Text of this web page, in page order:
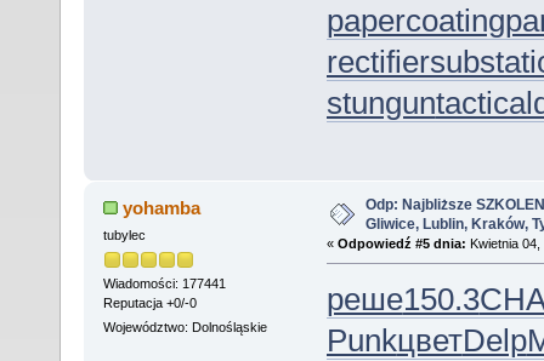
papercoating
stungun
yohamba
tubylec
Wiadomości: 177441
Reputacja +0/-0
Województwo: Dolnośląskie
Odp: Najbliższe
Gliwice, Lublin, Kraków,
« Odpowiedź #5 dnia: Kwietnia
реше150.3
PunkцветDelp